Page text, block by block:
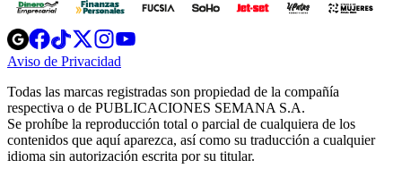
Opens
in
new
Opens
in
new
Opens
in
new
window
Opens
new
windowwindow
Aviso de Privacidad
new
window
Todas las marcas registradas son propiedad de la compañía
respectiva o de PUBLICACIONES SEMANA S.A.
Se prohíbe la reproducción total o parcial de cualquiera de los
contenidos que aquí aparezca, así como su traducción a cualquier
idioma sin autorización escrita por su titular.